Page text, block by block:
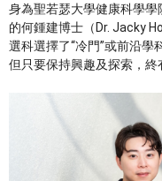
身為聖若瑟大學健康科學
的何鍾建博士（Dr. Jacky
選科選擇了“冷門”或前沿學
但只要保持興趣及探索，終